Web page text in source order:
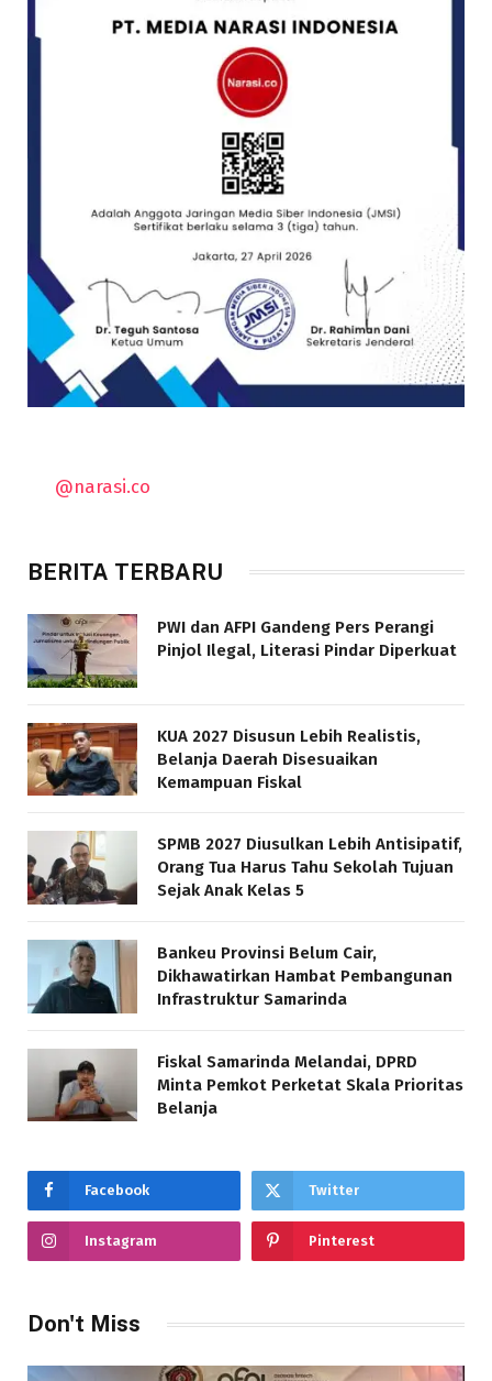
@narasi.co
BERITA TERBARU
PWI dan AFPI Gandeng Pers Perangi
Pinjol Ilegal, Literasi Pindar Diperkuat
KUA 2027 Disusun Lebih Realistis,
Belanja Daerah Disesuaikan
Kemampuan Fiskal
SPMB 2027 Diusulkan Lebih Antisipatif,
Orang Tua Harus Tahu Sekolah Tujuan
Sejak Anak Kelas 5
Bankeu Provinsi Belum Cair,
Dikhawatirkan Hambat Pembangunan
Infrastruktur Samarinda
Fiskal Samarinda Melandai, DPRD
Minta Pemkot Perketat Skala Prioritas
Belanja
Facebook Twitter
Instagram Pinterest
Don't Miss